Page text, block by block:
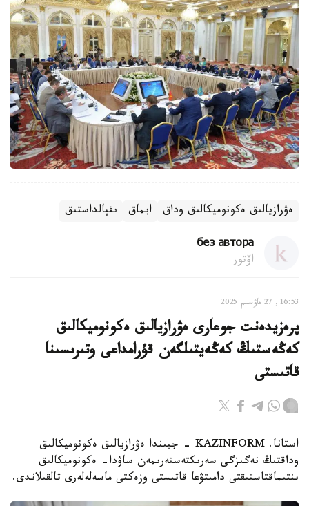
ەۋرازيالىق ەكونوميكالىق وداق ايماق ىقپالداستىق
без автора
اۆتور
16:53, 27 ماۋسىم 2025
پرەزيدەنت جوعارى ەۋرازيالىق ەكونوميكالىق
كەڭەستىڭ كەڭەيتىلگەن قۇرامداعى وتىرىسىنا
قاتىستى
استانا. KAZINFORM - جيىندا ەۋرازيالىق ەكونوميكالىق
وداقتىڭ نەگىزگى سەرىكتەستەرىمەن ساۋدا- ەكونوميكالىق
ىنتىماقتاستىقتى دامىتۋعا قاتىستى وزەكتى ماسەلەلەرى تالقىلاندى.